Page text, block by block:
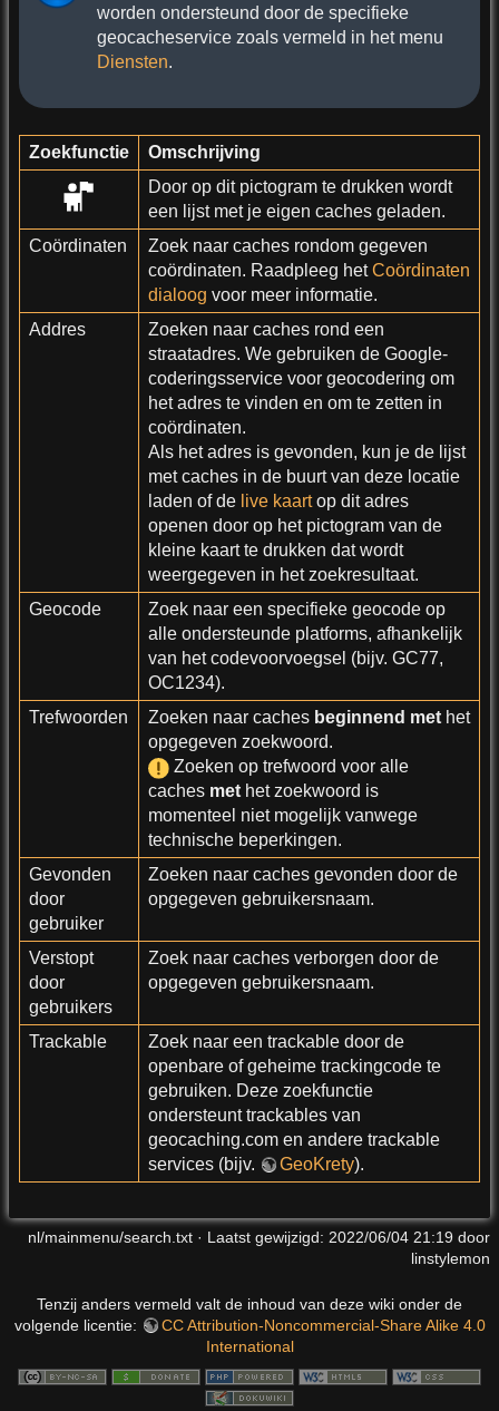
worden ondersteund door de specifieke
geocacheservice zoals vermeld in het menu
Diensten.
Zoekfunctie
Omschrijving
Door op dit pictogram te drukken wordt
een lijst met je eigen caches geladen.
Coördinaten
Zoek naar caches rondom gegeven
coördinaten. Raadpleeg hetCoördinaten
dialoog voor meer informatie.
Addres
Zoeken naar caches rond een
straatadres. We gebruiken de Google-
coderingsservice voor geocodering om
het adres te vinden en om te zetten in
coördinaten.
Als het adres is gevonden, kun je de lijst
met caches in de buurt van deze locatie
laden of de live kaartop dit adres
openen door op het pictogram van de
kleine kaart te drukken dat wordt
weergegeven in het zoekresultaat.
Geocode
Zoek naar een specifieke geocode op
alle ondersteunde platforms, afhankelijk
van het codevoorvoegsel (bijv. GC77,
OC1234).
Trefwoorden
Zoeken naar caches beginnend met het
opgegeven zoekwoord.
Zoeken op trefwoord voor alle
caches met het zoekwoord is
momenteel niet mogelijk vanwege
technische beperkingen.
Gevonden
door
gebruiker
Zoeken naar caches gevonden door de
opgegeven gebruikersnaam.
Verstopt
door
gebruikers
Zoek naar caches verborgen door de
opgegeven gebruikersnaam.
Trackable
Zoek naar een trackable door de
openbare of geheime trackingcode te
gebruiken. Deze zoekfunctie
ondersteunt trackables van
geocaching.com en andere trackable
services (bijv.
GeoKrety).
nl/mainmenu/search.txt · Laatst gewijzigd: 2022/06/04 21:19 door
linstylemon
Tenzij anders vermeld valt de inhoud van deze wiki onder de
volgende licentie:
CC Attribution-Noncommercial-Share Alike 4.0
International